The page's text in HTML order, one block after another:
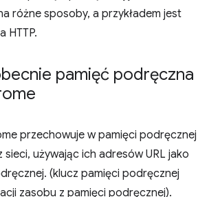
różne sposoby, a przykładem jest
HTTP.
pamięć podręczna
przechowuje w pamięci podręcznej
używając ich adresów URL jako
(klucz pamięci podręcznej
zasobu z pamięci podręcznej).